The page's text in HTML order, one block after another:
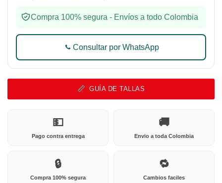
Compra 100% segura - Envíos a todo Colombia
Consultar por WhatsApp
GUÍA DE TALLAS
💵
Pago contra entrega
🚚
Envio a toda Colombia
🔒
Compra 100% segura
🔁
Cambios faciles